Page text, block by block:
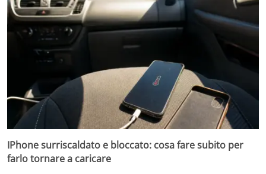
IPhone surriscaldato e bloccato: cosa fare subito per
farlo tornare a caricare